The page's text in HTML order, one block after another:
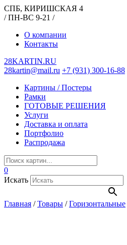
СПБ, КИРИШСКАЯ 4
/ ПН-ВС 9-21 /
О компании
Контакты
28KARTIN.RU
28kartin@mail.ru +7 (931) 300-16-88
Картины / Постеры
Рамки
ГОТОВЫЕ РЕШЕНИЯ
Услуги
Доставка и оплата
Портфолио
Распродажа
0
Искать
Главная /Товары /Горизонтальные